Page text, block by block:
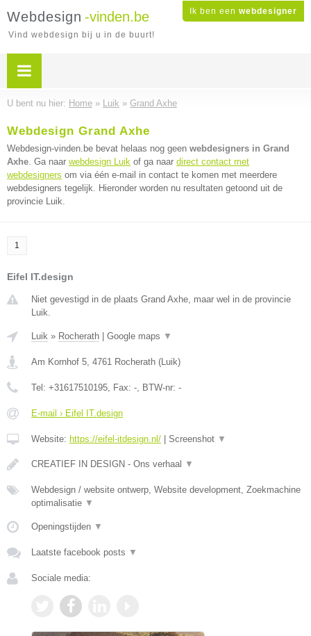
Ik ben een webdesigner
Webdesign -vinden.be
Vind webdesign bij u in de buurt!
U bent nu hier: Home » Luik » Grand Axhe
Webdesign Grand Axhe
Webdesign-vinden.be bevat helaas nog geen webdesigners in Grand
Axhe. Ga naar webdesign Luik of ga naar direct contact met
webdesigners om via één e-mail in contact te komen met meerdere
webdesigners tegelijk. Hieronder worden nu resultaten getoond uit de
provincie Luik.
1
Eifel IT.design
Niet gevestigd in de plaats Grand Axhe, maar wel in de provincie
Luik.
Luik » Rocherath Google maps ▼
Am Kornhof 5, 4761 Rocherath (Luik)
Tel: +31617510195, Fax: -, BTW-nr: -
E-mail › Eifel IT.design
Website: https://eifel-itdesign.nl/ Screenshot ▼
CREATIEF IN DESIGN - Ons verhaal ▼
Webdesign / website ontwerp, Website development, Zoekmachine
optimalisatie ▼
Openingstijden ▼
Laatste facebook posts ▼
Sociale media: